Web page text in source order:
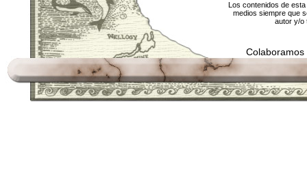
Los contenidos de
medios siempre que
autor y/o